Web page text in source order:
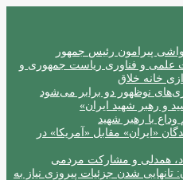
پیرامون رئیس جمهور
علمی و فناوری ریاست جمهوری و
خانه خلاق
نوظهور دو برابر می‌شود
و رهبر شهید ایران»
با رهبر شهید
صفر نمایندگان «ایران» مقابل «آمریکا» در
همدلی و مشارکت مردمی
شدن جزئیات پیروزی نیاز به